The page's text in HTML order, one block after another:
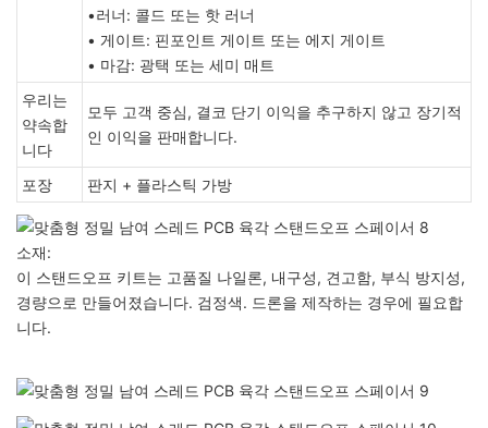
•러너: 콜드 또는 핫 러너
• 게이트: 핀포인트 게이트 또는 에지 게이트
• 마감: 광택 또는 세미 매트
우리는
약속합
니다
모두 고객 중심, 결코 단기 이익을 추구하지 않고 장기적
인 이익을 판매합니다.
포장 판지 + 플라스틱 가방
소재:
이 스탠드오프 키트는 고품질 나일론, 내구성, 견고함, 부식 방지성,
경량으로 만들어졌습니다. 검정색. 드론을 제작하는 경우에 필요합
니다.